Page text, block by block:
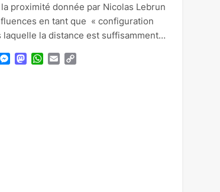
proximité donnée par Nicolas Lebrun
en tant que « configuration
laquelle la distance est suffisamment…
Facebook
Messenger
Mastodon
WhatsApp
Email